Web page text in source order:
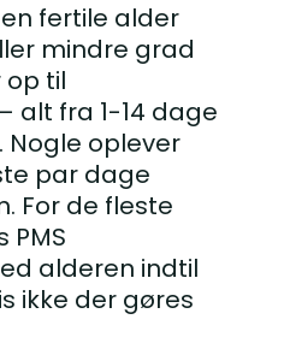
fertile alder
mindre grad
op til
alt fra 1-14 dage
oplever
par dage
For de fleste
alderen indtil
ikke der gøres